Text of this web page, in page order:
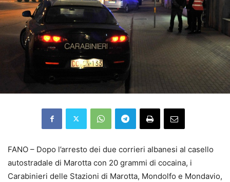
FANO – Dopo l’arresto dei due corrieri albanesi al casello
autostradale di Marotta con 20 grammi di cocaina, i
Carabinieri delle Stazioni di Marotta, Mondolfo e Mondavio,